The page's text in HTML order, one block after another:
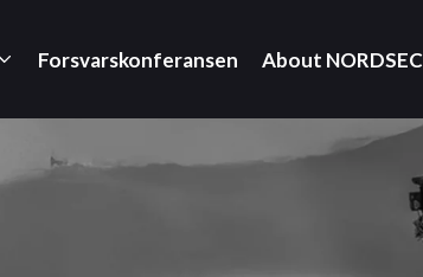
Forsvarskonferansen About NORDSEC